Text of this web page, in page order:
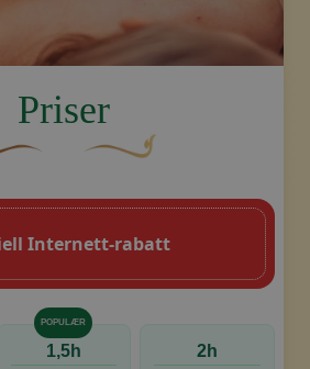
kontakt oss
Priser
Internett-rabatt
POPULÆR
1,5h 2h